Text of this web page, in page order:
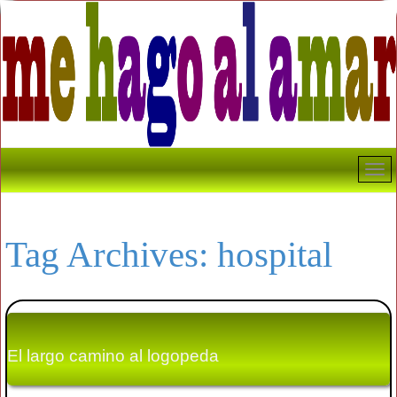
Tag Archives: hospital
El largo camino al logopeda